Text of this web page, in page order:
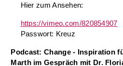
Hier zum Ansehen:
https://vimeo.com/820854907
Passwort: Kreuz
Podcast: Change - Inspiration
Marth im Gespräch mit Dr.